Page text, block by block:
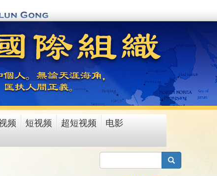
频 短视频 超短视频
电影
搜索